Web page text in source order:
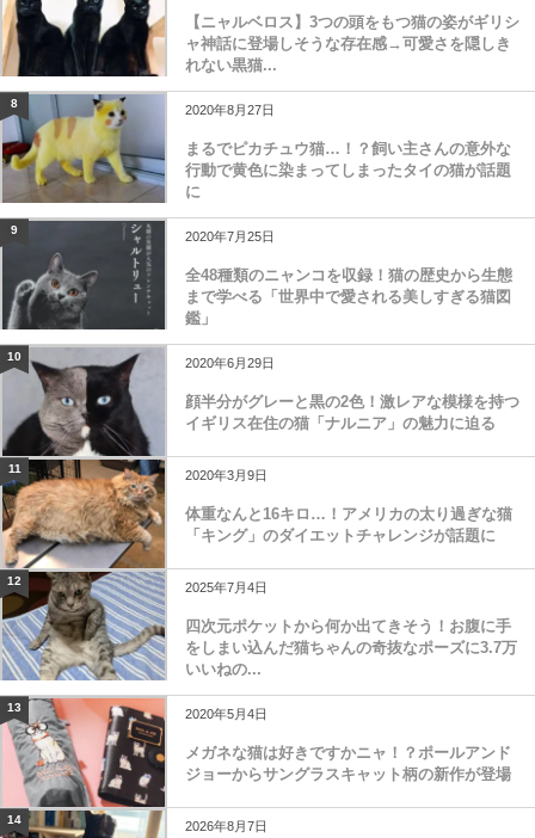
【ニャルベロス】3つの頭をもつ猫の姿がギリシ
ャ神話に登場しそうな存在感→可愛さを隠しき
れない黒猫...
8 2020年8月27日
まるでピカチュウ猫…！？飼い主さんの意外な
行動で黄色に染まってしまったタイの猫が話題
に
9 2020年7月25日
全48種類のニャンコを収録！猫の歴史から生態
まで学べる「世界中で愛される美しすぎる猫図
鑑」
10 2020年6月29日
顔半分がグレーと黒の2色！激レアな模様を持つ
イギリス在住の猫「ナルニア」の魅力に迫る
11 2020年3月9日
体重なんと16キロ…！アメリカの太り過ぎな猫
「キング」のダイエットチャレンジが話題に
12 2025年7月4日
四次元ポケットから何か出てきそう！お腹に手
をしまい込んだ猫ちゃんの奇抜なポーズに3.7万
いいねの...
13 2020年5月4日
メガネな猫は好きですかニャ！？ポールアンド
ジョーからサングラスキャット柄の新作が登場
14 2026年8月7日